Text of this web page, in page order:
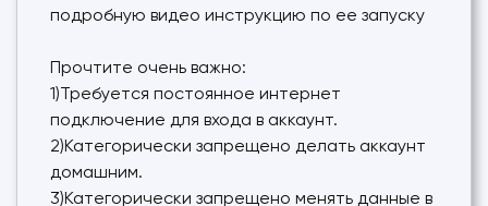
подробную видео инструкцию по ее запуску
Прочтите очень важно:
1)Требуется постоянное интернет
подключение для входа в аккаунт.
2)Категорически запрещено делать аккаунт
домашним.
3)Категорически запрещено менять данные в